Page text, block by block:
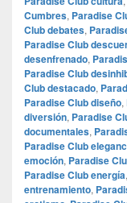
Cumbres, Paradise
Club debates,
Paradise Club
desenfrenado,
Paradise Club
Club destacado,
Paradise Club diseño,
diversión, Paradise
documentales,
Paradise Club
emoción, Paradise
Paradise Club energía,
entrenamiento,